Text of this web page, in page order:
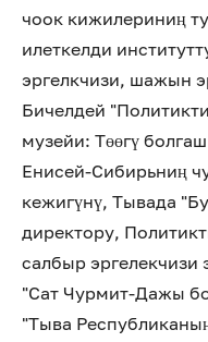
чоок кижилериниң
илеткелди
эргелкчизи, шажын
Бичелдей
музейи: Төөгү
Енисей-Сибирьниң
кежигүнү, Тывада
директору,
салбыр
"Сат Чурмит-Дажы
"Тыва